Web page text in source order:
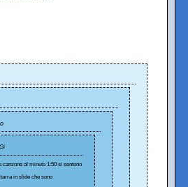
canzone al minuto 1:50 si sentono
in slide che sono